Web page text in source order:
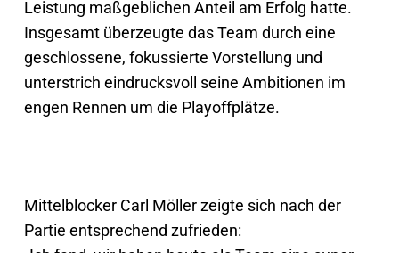
Leistung maßgeblichen Anteil am Erfolg hatte.
Insgesamt überzeugte das Team durch eine
geschlossene, fokussierte Vorstellung und
unterstrich eindrucksvoll seine Ambitionen im
engen Rennen um die Playoffplätze.
Mittelblocker Carl Möller zeigte sich nach der
Partie entsprechend zufrieden: